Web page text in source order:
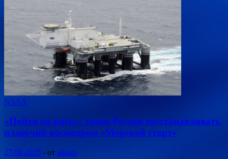
NASA
«Пойти на риск»: зачем России восстанавливать
плавучий космодром «Морской старт»
27.08.2020 - от admin